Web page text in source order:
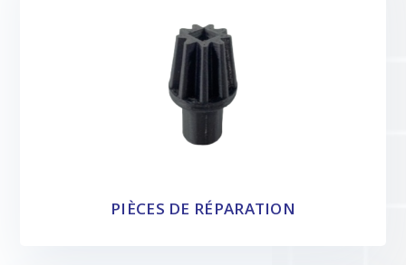
PIÈCES DE RÉPARATION